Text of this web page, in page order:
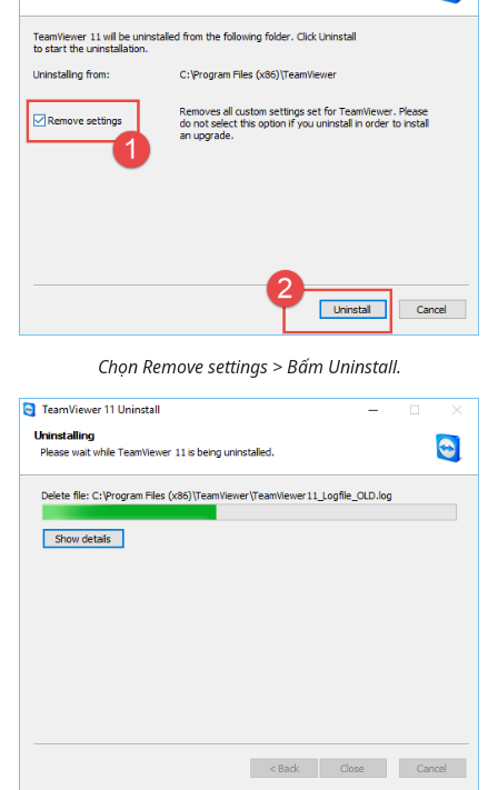
Chọn Remove settings > Bấm Uninstall.